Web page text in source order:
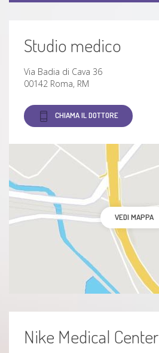
Studio medico
Via Badia di Cava 36
00142 Roma, RM
CHIAMA IL DOTTORE
VEDI MAPPA
Nike Medical Center